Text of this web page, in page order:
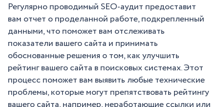
Регулярно проводимый SEO-аудит предоставит
вам отчет о проделанной работе, подкрепленный
данными, что поможет вам отслеживать
показатели вашего сайта и принимать
обоснованные решения о том, как улучшить
рейтинг вашего сайта в поисковых системах. Этот
процесс поможет вам выявить любые технические
проблемы, которые могут препятствовать рейтингу